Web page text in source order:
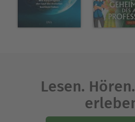
Kinder- und
einer PR-Abteilung bei einer
Lesen.